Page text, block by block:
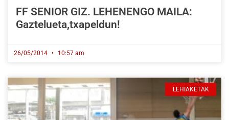
FF SENIOR GIZ. LEHENENGO MAILA:
Gaztelueta,txapeldun!
26/05/2014 10:57 am
LEHIAKETAK